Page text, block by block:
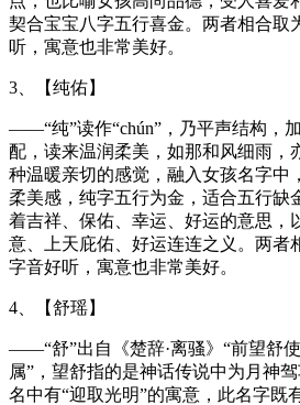
契合宝宝八字五行喜金。两者相合取
听，寓意也非常美好。
3、【纯佑】
——“纯”读作“chún”，乃平声结构，
配，读来温润柔美，如那和风细雨，
种温暖亲切的感觉，融入女孩名字中
柔美感，纯字五行为金，适合五行缺
着吉祥、保佑、幸运、好运的意思，
意、上天庇佑、好运连连之义。两者
字音好听，寓意也非常美好。
4、【舒瑶】
——“舒”出自《楚辞·离骚》“前望舒
属”，望舒指的是神话传说中为月神
名中有“迎取光明”的寓意，此名字既